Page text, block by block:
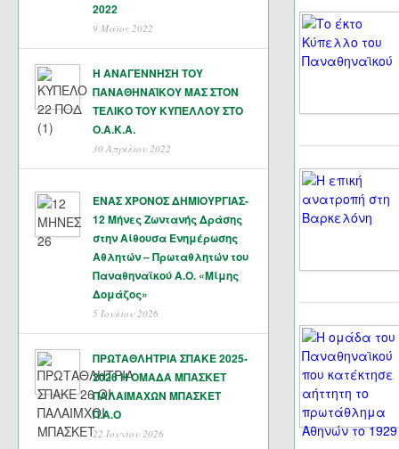
2022
9 Μάϊος 2022
Η ΑΝΑΓΕΝΝΗΣΗ ΤΟΥ
ΠΑΝΑΘΗΝΑΪΚΟΥ ΜΑΣ ΣΤΟΝ
ΤΕΛΙΚΟ ΤΟΥ ΚΥΠΕΛΛΟΥ ΣΤΟ
Ο.Α.Κ.Α.
30 Απριλίου 2022
ΕΝΑΣ ΧΡΟΝΟΣ ΔΗΜΙΟΥΡΓΙΑΣ-
12 Μήνες Ζωντανής Δράσης
στην Αίθουσα Ενημέρωσης
Αθλητών – Πρωταθλητών του
Παναθηναϊκού Α.Ο. «Μίμης
Δομάζος»
5 Ιουλίου 2026
ΠΡΩΤΑΘΛΗΤΡΙΑ ΣΠΑΚΕ 2025-
2026 Η ΟΜΑΔΑ ΜΠΑΣΚΕΤ
ΠΑΛΑΙΜΑΧΩΝ ΜΠΑΣΚΕΤ
Π.Α.Ο
22 Ιουνίου 2026